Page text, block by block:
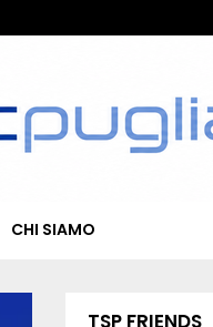
CHI SIAMO
TSP FRIENDS